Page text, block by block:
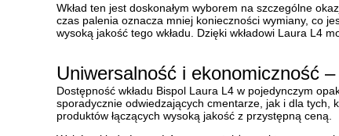
Wkład ten jest doskonałym wyborem na szczególne
czas palenia oznacza mniej konieczności wymiany, co
wysoką jakość tego wkładu. Dzięki wkładowi Laura L4
Uniwersalność i ekonomiczność
Dostępność wkładu Bispol Laura L4 w pojedynczym
sporadycznie odwiedzających cmentarze, jak i dla tych,
produktów łączących wysoką jakość z przystępną ceną.